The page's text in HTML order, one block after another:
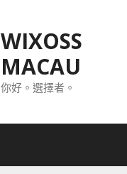
WIXOSS
MACAU
你好。選擇者。